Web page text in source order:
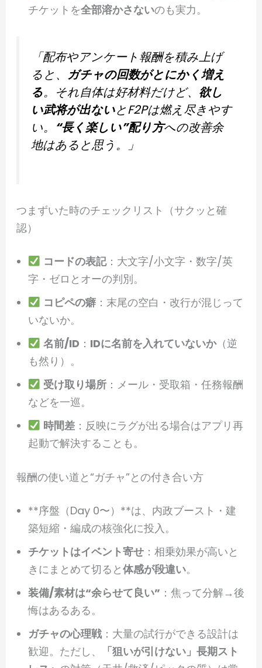
チケットを全部溶かさないのも実力。
「配布やアンケート報酬を積み上げ
ると、 ガチャの回数がとにかく増え
る。それ自体は好材料だけど、 欲し
い武将が出ないとF2Pは燃え尽きやす
い。 “長く楽しい”配り方への改善余
地はあると思う。」
つまずいた時のチェックリスト（サクッと確
認）
コードの表記：大文字/小文字・数字/英
字・ゼロとオーの判別。
コピペの癖：末尾の空白・改行が混じって
いないか。
名前/ID ： IDに名前を入れていないか（逆
も然り）。
受け取り場所：メール・受取箱・任務報酬
などを一巡。
時間差：反映にラグが出る場合はアプリ再
起動で解決することも。
報酬の使い道と“ガチャ”との付き合い方
**序盤（Day 0〜）**は、内政ブースト・建
築短縮・編成の核強化に投入。
チケットはイベント寄せ ：相乗効果が高いと
きにまとめて切ると体感が段違い。
装備/素材は“余らせて良い” ：焦って分解→後
悔はあるある。
ガチャの心理戦 ：大量の試行ができる設計は
歓迎。ただし、
「狙いが引けない」長期スト